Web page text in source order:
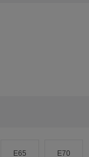
E65 E70